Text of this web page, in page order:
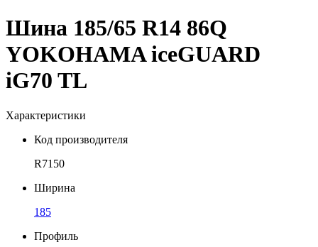
Шина 185/65 R14 86Q
YOKOHAMA iceGUARD
iG70 TL
Характеристики
Код производителя
R7150
Ширина
185
Профиль